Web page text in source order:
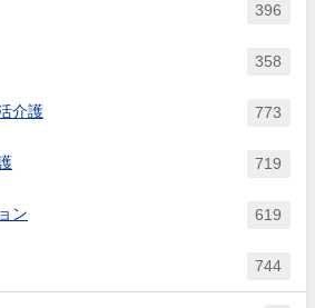
396
358
介護 773
719
ン 619
744